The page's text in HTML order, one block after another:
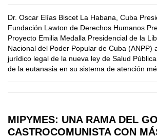
Dr. Oscar Elías Biscet La Habana, Cuba
Fundación Lawton de Derechos Humanos
Proyecto Emilia Medalla Presidencial de la
Nacional del Poder Popular de Cuba (ANPP)
jurídico legal de la nueva ley de Salud
de la eutanasia en su sistema de atención
MIPYMES: UNA RAMA DEL
CASTROCOMUNISTA CON